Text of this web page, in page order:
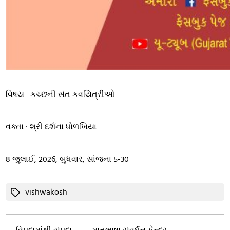
વિષય : કચ્છની સંત કવયિત્રીઓ
વક્તા : શ્રી દર્શના ધોળખિયા
8 જુલાઈ, 2026, બુધવાર, સાંજના 5-30
Tagsvishwakosh